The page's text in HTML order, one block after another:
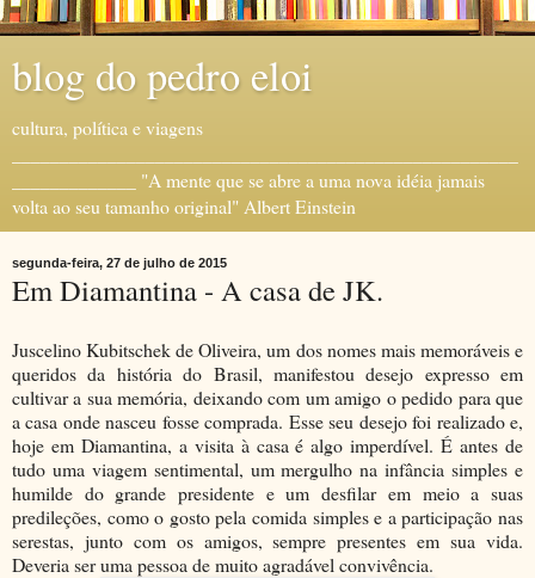
blog do pedro eloi
cultura, política e viagens
_____________ "A mente que se abre a uma nova idéia jamais
volta ao seu tamanho original" Albert Einstein
segunda-feira, 27 de julho de 2015
Em Diamantina - A casa de JK.
Juscelino Kubitschek de Oliveira, um dos nomes mais memoráveis e
queridos da história do Brasil, manifestou desejo expresso em
cultivar a sua memória, deixando com um amigo o pedido para que
a casa onde nasceu fosse comprada. Esse seu desejo foi realizado e,
hoje em Diamantina, a visita à casa é algo imperdível. É antes de
tudo uma viagem sentimental, um mergulho na infância simples e
humilde do grande presidente e um desfilar em meio a suas
predileções, como o gosto pela comida simples e a participação nas
serestas, junto com os amigos, sempre presentes em sua vida.
Deveria ser uma pessoa de muito agradável convivência.